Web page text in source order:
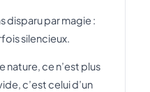
disparu par magie :
silencieux.
nature, ce n’est plus
c’est celui d’un